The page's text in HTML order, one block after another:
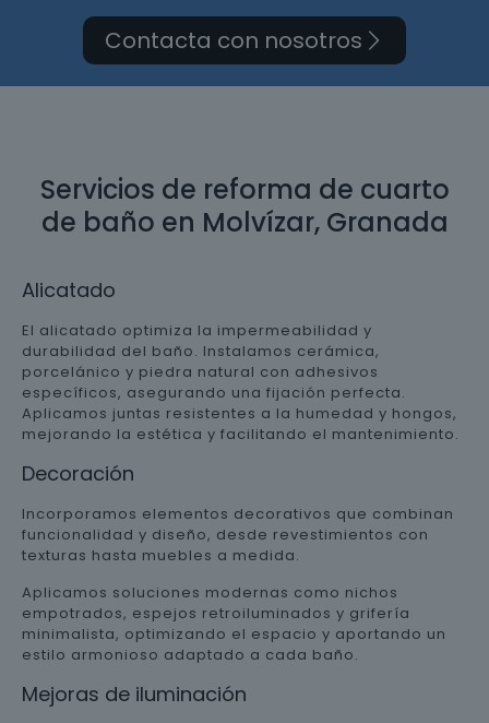
Contacta con nosotros
Servicios de reforma de cuarto
de baño en Molvízar, Granada
Alicatado
El alicatado optimiza la impermeabilidad y
durabilidad del baño. Instalamos cerámica,
porcelánico y piedra natural con adhesivos
específicos, asegurando una fijación perfecta.
Aplicamos juntas resistentes a la humedad y hongos,
mejorando la estética y facilitando el mantenimiento.
Decoración
Incorporamos elementos decorativos que combinan
funcionalidad y diseño, desde revestimientos con
texturas hasta muebles a medida.
Aplicamos soluciones modernas como nichos
empotrados, espejos retroiluminados y grifería
minimalista, optimizando el espacio y aportando un
estilo armonioso adaptado a cada baño.
Mejoras de iluminación